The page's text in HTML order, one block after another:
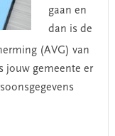
gaan en
dan is de
(AVG) van
jouw gemeente er